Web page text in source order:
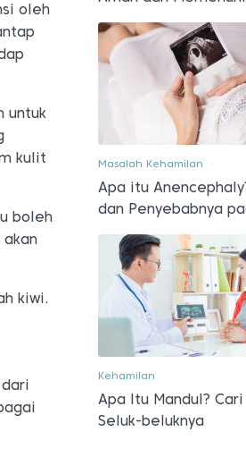
oleh
untuk
kulit
boleh
kiwi.
Masalah Kehamilan
Apa itu
dan Penyebabnya
Kehamilan
Apa Itu Mandul? Cari
Seluk-beluknya